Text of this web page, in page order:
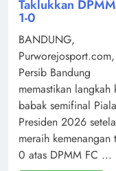
Taklukkan
1-0
BANDUNG,
Purworejosport.com,
Persib Bandung
memastikan langkah
babak semifinal Piala
Presiden 2026
meraih kemenangan
0 atas DPMM FC ...